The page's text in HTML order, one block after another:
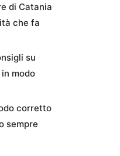
di Catania
che fa
su
modo
corretto
sempre